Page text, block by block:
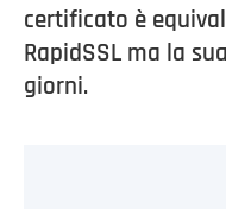
certificato è
RapidSSL ma la
giorni.